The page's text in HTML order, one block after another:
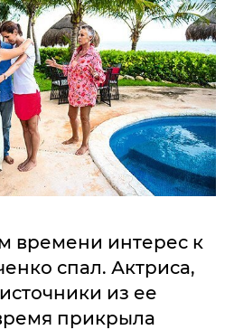
времени интерес к
спал. Актриса,
из ее
прикрыла